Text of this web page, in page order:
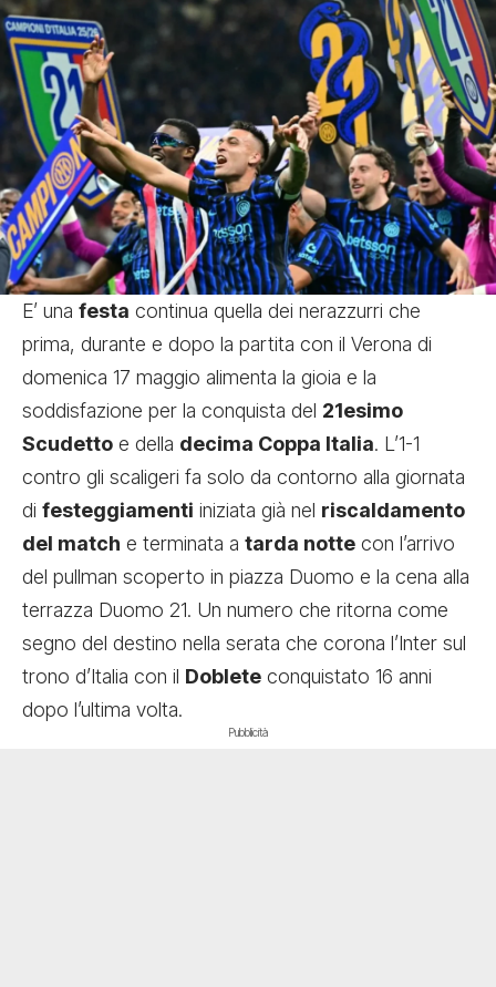
E’ una festa continua quella dei nerazzurri che
prima, durante e dopo la partita con il Verona di
domenica 17 maggio alimenta la gioia e la
soddisfazione per la conquista del 21esimo
Scudetto e della decima Coppa Italia. L’1-1
contro gli scaligeri fa solo da contorno alla giornata
di festeggiamenti iniziata già nel riscaldamento
del match e terminata a tarda notte con l’arrivo
del pullman scoperto in piazza Duomo e la cena alla
terrazza Duomo 21. Un numero che ritorna come
segno del destino nella serata che corona l’Inter sul
trono d’Italia con il Doblete conquistato 16 anni
dopo l’ultima volta.
Pubblicità